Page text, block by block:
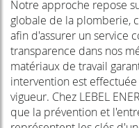
Notre approche repose
globale de la plomberie,
afin d'assurer un service
transparence dans nos
matériaux de travail
intervention est
vigueur. Chez LEBEL
que la prévention et